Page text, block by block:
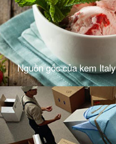
Nguồn gốc của kem Italy